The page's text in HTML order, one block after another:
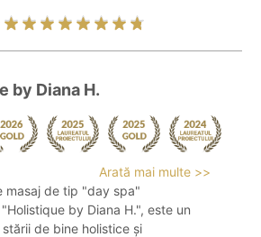
by Diana H.
Arată mai multe >>
masaj de tip "day spa"
by Diana H.", este un
de bine holistice și